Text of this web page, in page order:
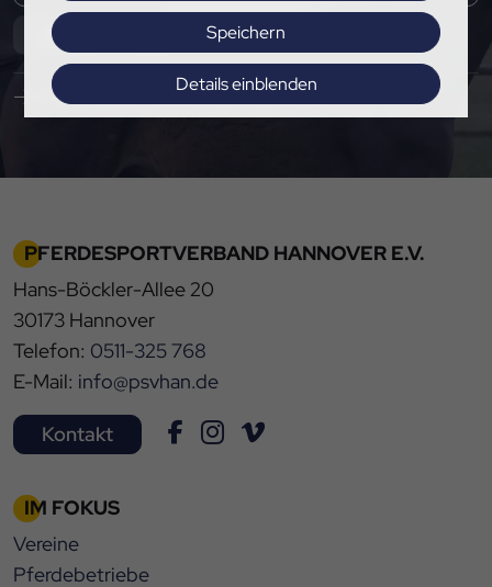
Speichern
Details einblenden
Abonnieren
Hier Pressemitteilungen abonnieren
PFERDESPORTVERBAND HANNOVER E.V.
Hans-Böckler-Allee 20
30173 Hannover
Telefon: 0511-325 768
E-Mail: info@psvhan.de
Kontakt
IM FOKUS
Vereine
Pferdebetriebe